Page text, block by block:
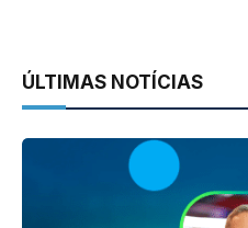
ÚLTIMAS NOTÍCIAS